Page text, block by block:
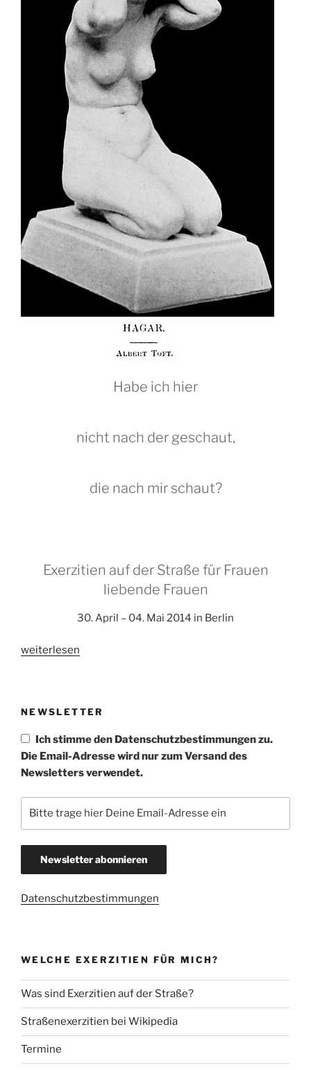
Habe ich hier
nicht nach der geschaut,
die nach mir schaut?
Exerzitien auf der Straße für Frauen
liebende Frauen
30. April – 04. Mai 2014 in Berlin
„Exerzitien
Frauen
in
Berlin“
weiterlesen
NEWSLETTER
Ich stimme den Datenschutzbestimmungen zu.
Die Email-Adresse wird nur zum Versand des
Newsletters verwendet.
Datenschutzbestimmungen
WELCHE EXERZITIEN FÜR MICH?
Was sind Exerzitien auf der Straße?
Straßenexerzitien bei Wikipedia
Termine